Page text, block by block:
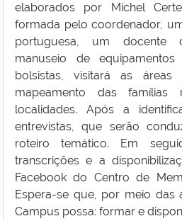
elaborados por Michel
formada pelo coordenador,
portuguesa, um docente
manuseio de
bolsistas, visitará as áreas
mapeamento das famílias
localidades. Após a
entrevistas, que serão
roteiro temático. Em
transcrições e a
Facebook do Centro de
Espera-se que, por meio das
Campus possa: formar e